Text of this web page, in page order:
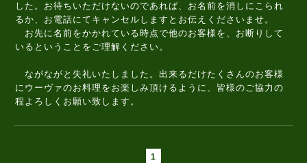
した。お待ちいただけないのであれば、お名前を消しにこられ
るか、お電話にてキャンセルしますとお伝えくださいませ。
お先に名前をかかれている時点で他のお客様を、お断りして
いるということをご理解ください。
ながながと失礼いたしました。出来るだけたくさんのお客様
にウーヴァのお料理をお楽しみ頂けるように、皆様のご協力の
程よろしくお願い致します。
1